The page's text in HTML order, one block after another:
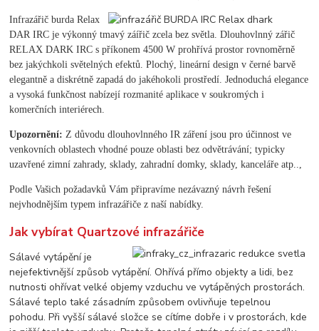
Infrazářič burda Relax
DAR IRC je výkonný tmavý záířič zcela bez světla. Dlouhovlnný zářič
RELAX DARK IRC s příkonem 4500 W prohřívá prostor rovnoměrně
bez jakýchkoli světelných efektů. Plochý, lineární design v černé barvě
elegantně a diskrétně zapadá do jakéhokoli prostředí. Jednoduchá elegance
a vysoká funkčnost nabízejí rozmanité aplikace v soukromých i
komerčních interiérech.
Upozornění: Z důvodu dlouhovlnného IR záření jsou pro účinnost ve
venkovních oblastech vhodné pouze oblasti bez odvětrávání; typicky
uzavřené zimní zahrady, sklady, zahradní domky, sklady, kanceláře atp..,
Podle Vašich požadavků Vám připravíme nezávazný návrh řešení
nejvhodnějším typem infrazářiče z naší nabídky.
Jak vybírat Quartzové infrazářiče
Sálavé vytápění je
nejefektivnější způsob vytápění. Ohřívá přímo objekty a lidi, bez
nutnosti ohřívat velké objemy vzduchu ve vytápěných prostorách.
Sálavé teplo také zásadním způsobem ovlivňuje tepelnou
pohodu. Při vyšší sálavé složce se cítíme dobře i v prostorách, kde